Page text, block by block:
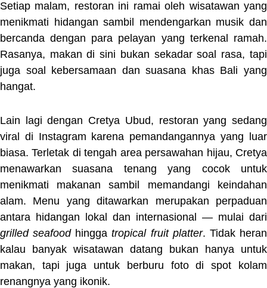
Setiap malam, restoran ini ramai oleh wisatawan yang
menikmati hidangan sambil mendengarkan musik dan
bercanda dengan para pelayan yang terkenal ramah.
Rasanya, makan di sini bukan sekadar soal rasa, tapi
juga soal kebersamaan dan suasana khas Bali yang
hangat.
Lain lagi dengan Cretya Ubud, restoran yang sedang
viral di Instagram karena pemandangannya yang luar
biasa. Terletak di tengah area persawahan hijau, Cretya
menawarkan suasana tenang yang cocok untuk
menikmati makanan sambil memandangi keindahan
alam. Menu yang ditawarkan merupakan perpaduan
antara hidangan lokal dan internasional — mulai dari
grilled seafoodhinggatropical fruit platter. Tidak heran
kalau banyak wisatawan datang bukan hanya untuk
makan, tapi juga untuk berburu foto di spot kolam
renangnya yang ikonik.